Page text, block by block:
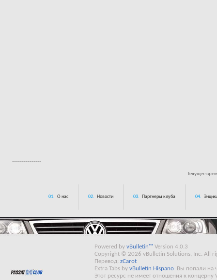
---------------
Текущее
01. О нас 02. Новости 03. Партнеры клуба 04.
Powered by vBulletin™ Version 4.0.3
Copyright © 2026 vBulletin Solutions, Inc. All
Перевод: zCarot
Extra Tabs by vBulletin Hispano
Вы попали на
Этот ресурс не имеет отношения к концерну